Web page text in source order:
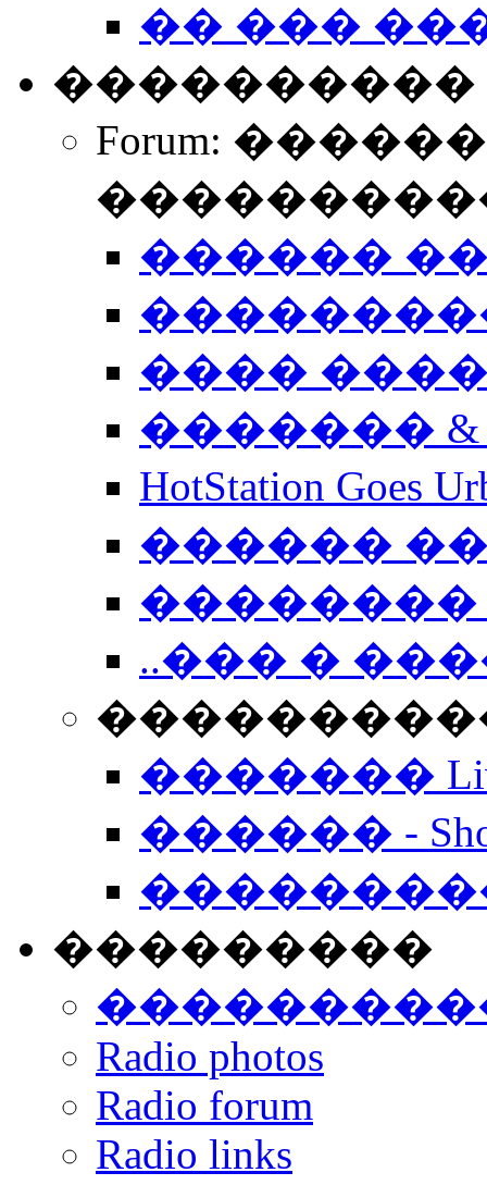
�� ���
����������
Forum:
������
����
�������
HotStation
������
��������
..��� �
����������
�������
������ -
���������
Radio photos
Radio forum
Radio links